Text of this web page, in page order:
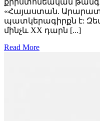
քրիստոնեական
«Հայաստան.
պատկերագիրքն է:
մինչև XX դարն [...]
Read More